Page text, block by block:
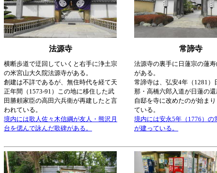
法源寺 常諦寺
横断歩道で迂回していくと右手に浄土宗
の米宮山大久院法源寺がある。
創建は不詳であるが、無住時代を経て天
正年間（1573-91）この地に移住した武
田勝頼家臣の高田六兵衛が再建したと言
われている。
境内には歌人佐々木信綱が友人・熊沢月
台を偲んで詠んだ歌碑がある。
法源寺の裏手に日蓮宗の蓮
がある。
常諦寺は、弘安4年（1281）
那・高橋六郎入道が日蓮の
自邸を寺に改めたのが始ま
ている。
境内には安永5年（1776）の
が建っている。